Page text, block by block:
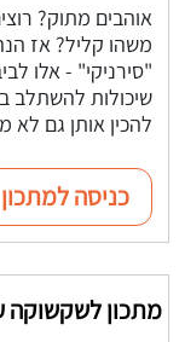
אוהבים מתוק?
משהו קליל? אז
"סירניקי" - אלו
שיכולות להשתלב
להכין אותן גם לא
כניסה למתכון
מתכון לשקשוקה